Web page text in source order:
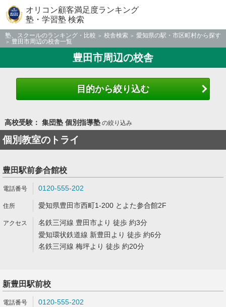
オリコン顧客満足度ランキング
塾・学習塾 検索
塾、スクールのランキング・比較 校舎検索
愛知県の駅・市区町村から探す
豊田市周辺の校舎一覧
豊田市周辺の校舎
目的から絞り込む
高校受験： 集団塾 個別指導塾の絞り込み
個別教室のトライ
豊田駅前参合館校
0120-555-202
愛知県豊田市西町1-200 とよた参合館2F
名鉄三河線 豊田市より 徒歩 約3分
愛知環状鉄道線 新豊田より 徒歩 約6分
名鉄三河線 梅坪より 徒歩 約20分
新豊田駅前校
0120-555-202